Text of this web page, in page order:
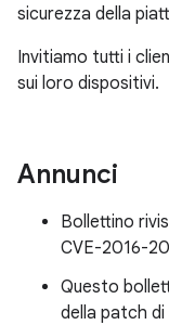
sicurezza della
Invitiamo tutti i
sui loro dispositivi.
Annunci
Bollettino
CVE-2016-
Questo
della patch